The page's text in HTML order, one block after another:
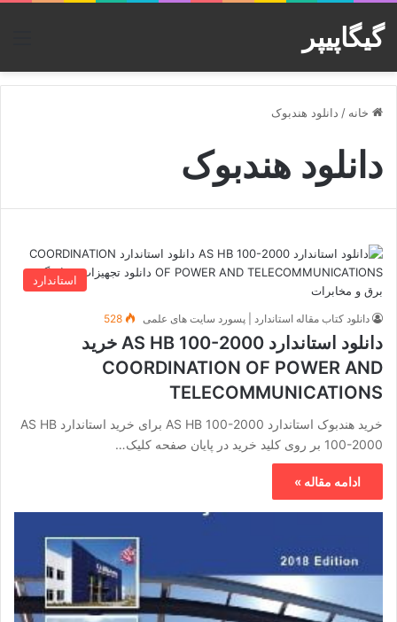
گیگاپیپر
خانه / دانلود هندبوک
دانلود هندبوک
استاندارد
دانلود کتاب مقاله استاندارد | پسورد سایت های علمی 528
دانلود استاندارد AS HB 100-2000 خرید
COORDINATION OF POWER AND
TELECOMMUNICATIONS
خرید هندبوک استاندارد AS HB 100-2000 برای خرید استاندارد AS HB
100-2000 بر روی کلید خرید در پایان صفحه کلیک…
ادامه مقاله »